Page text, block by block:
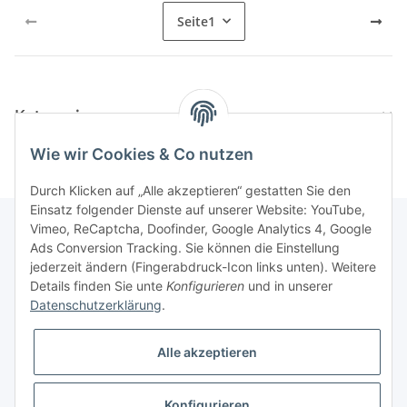
Seite1
Kategorien
Informationen
Gesetzliche Informationen
Wie wir Cookies & Co nutzen
Durch Klicken auf „Alle akzeptieren“ gestatten Sie den
Einsatz folgender Dienste auf unserer Website: YouTube,
Vimeo, ReCaptcha, Doofinder, Google Analytics 4, Google
Ads Conversion Tracking. Sie können die Einstellung
jederzeit ändern (Fingerabdruck-Icon links unten). Weitere
Details finden Sie unte Konfigurieren und in unserer
Datenschutzerklärung.
Alle akzeptieren